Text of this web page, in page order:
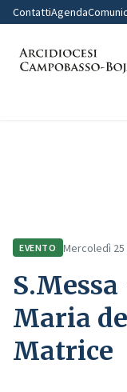
ContattiAgenda
EVENTO Mercoledì 25
Maria
Matrice